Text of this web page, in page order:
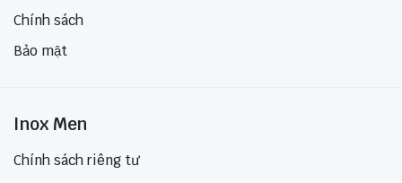
Chính sách
Bảo mật
Inox Men
Chính sách riêng tư